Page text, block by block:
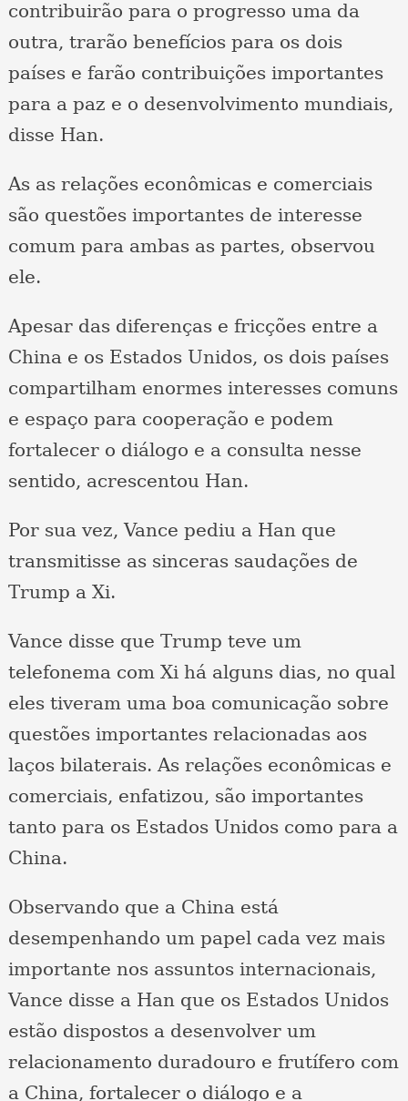
contribuirão para o progresso uma da
outra, trarão benefícios para os dois
países e farão contribuições importantes
para a paz e o desenvolvimento mundiais,
disse Han.
As as relações econômicas e comerciais
são questões importantes de interesse
comum para ambas as partes, observou
ele.
Apesar das diferenças e fricções entre a
China e os Estados Unidos, os dois países
compartilham enormes interesses comuns
e espaço para cooperação e podem
fortalecer o diálogo e a consulta nesse
sentido, acrescentou Han.
Por sua vez, Vance pediu a Han que
transmitisse as sinceras saudações de
Trump a Xi.
Vance disse que Trump teve um
telefonema com Xi há alguns dias, no qual
eles tiveram uma boa comunicação sobre
questões importantes relacionadas aos
laços bilaterais. As relações econômicas e
comerciais, enfatizou, são importantes
tanto para os Estados Unidos como para a
China.
Observando que a China está
desempenhando um papel cada vez mais
importante nos assuntos internacionais,
Vance disse a Han que os Estados Unidos
estão dispostos a desenvolver um
relacionamento duradouro e frutífero com
a China, fortalecer o diálogo e a